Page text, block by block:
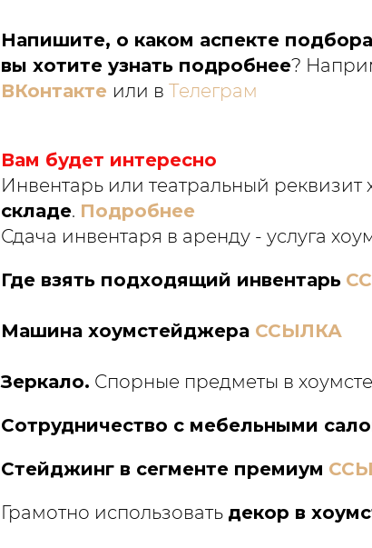
Напишите, о каком аспекте
вы хотите узнать подробнее?
ВКонтакте или в Телеграм
Вам будет интересно
Инвентарь или театральный реквизит
складе. Подробнее
Сдача инвентаря в аренду - услуга
Где взять подходящий инвентарь
Машина хоумстейджера ССЫЛКА
Зеркало. Спорные предметы в
Сотрудничество с мебельными
Стейджинг в сегменте премиум
Грамотно использовать декор в